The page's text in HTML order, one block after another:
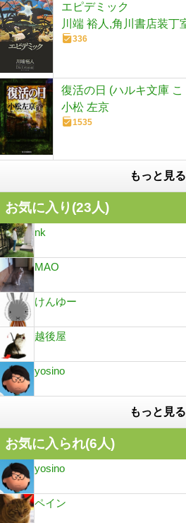
エピデミック
川端 裕人,角川書店装丁
336
復活の日 (ハルキ文庫 こ
小松 左京
1535
もっと見る
お気に入り(23人)
nk
MAO
けんゆー
越後屋
yosino
もっと見る
お気に入られ(6人)
yosino
ペイン